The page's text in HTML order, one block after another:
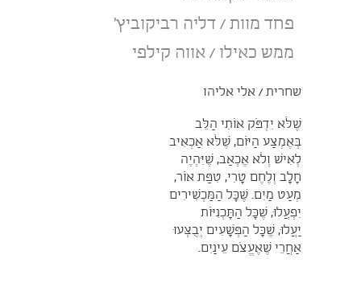
פחד מוות / דליה רביקוביץ'
ממש כאילו / אווה קילפי
שחרית / אלי אליהו
שֶׁלֹּא יִדְפֹּק אוֹתִי הַלֵּב
בְּאֶמְצַע הַיּוֹם, שֶׁלֹּא אַכְאִיב
לְאִישׁ וְלֹא אֶכְאַב, שֶׁיִּהְיֶה
חָלָב וְלֶחֶם טָרִי, טִפַּת אוֹר,
מְעַט מַיִם. שֶׁכָּל הַמַּכְשִׁירִים
יִפְעֲלוּ, שֶׁכָּל הַתָּכְנִיּוֹת
יַעֲלוּ, שֶׁכָּל הַפְּשָׁעִים יְבֻצְּעוּ
אַחֲרֵי שֶׁאֶעֱצֹם עֵינַיִם.